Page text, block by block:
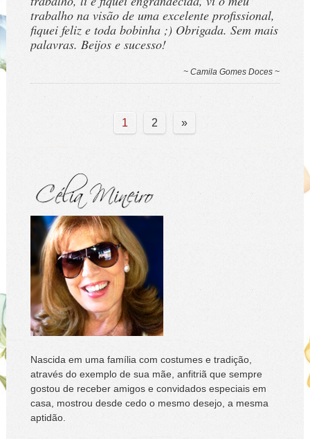
trabalho na visão de uma excelente profissional,
fiquei feliz e toda bobinha ;) Obrigada. Sem mais
palavras. Beijos e sucesso!
~ Camila Gomes Doces ~
1 2 »
Nascida em uma família com costumes e tradição,
através do exemplo de sua mãe, anfitriã que sempre
gostou de receber amigos e convidados especiais em
casa, mostrou desde cedo o mesmo desejo, a mesma
aptidão.